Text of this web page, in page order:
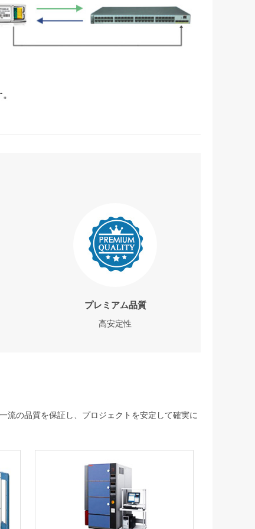
プレミアム品質
高安定性
流の品質を保証し、プロジェクトを安定して確実に